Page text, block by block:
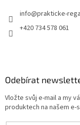
info@prakticke-
+420 734 578 061
Odebírat
Vložte svůj e-mail a my
produktech na našem e-